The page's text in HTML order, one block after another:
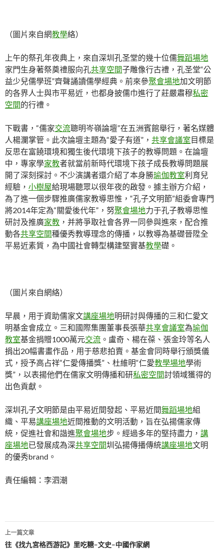
（圖片來自網教學絡）
上午的祭孔年夜典上，來自深圳孔圣堂的幾十位儒舞蹈場地
家門生身著祭奠禮服向孔共享空間子雕像行古禮，孔圣堂“公
益少兒儒學班”齊聲誦讀儒學經典。前來參聚會場地加文明節
的各界人士與市平易近，也都身披儒巾進行了莊嚴肅穆私密
空間的行禮。
下戰書，“儒家交流聰明岑嶺論壇”在五洲賓館舉行，著名媒體
人楊瀾掌管。此次論壇主題為“愛子有道”， 共享會議室目標是
反思在富饒環境和獨生後代環境下孩子的教導問題。在論壇
中，專家學家教者就當前新時代環境下孩子成長教導問題展
開了深刻探討。不少演講者還介紹了本身勝瑜伽教室利育兒
經驗， 小樹屋給現場聽眾以很年夜的啟發。據主辦方介紹，
為了進一個步驟推廣儒家教導思惟，“孔子文明節”組委會專門
將2014年定為“關愛後代年”，努聚會場地力于孔子教導思惟
研討及推廣家教 ，并將爭取社會各界一同參與進來，配合推
動各共享空間種優秀教導理念的傳播，以教導為基礎晉陞全
平易近素質，為中國社會轉型構建堅實基教學礎。
（圖片來自網絡）
早晨，用于資助儒家文講座場地明研討與傳播的三和仁愛文
明基金會成立。三和國際集團董事長張華共享會議室為瑜伽
教室基金捐贈1000萬元交流 。盧奇、楊在葆、張金玲等名人
捐出20幅書畫作品，用于慈悲拍賣。基金會同時舉行頒獎儀
式，授予高占祥“仁愛傳播獎”、杜維明“仁愛教學場地學術
獎”，以表揚他們在儒家文明傳播和研私密空間討領域獲得的
出色貢獻。
深圳孔子文明節是由平易近間發起、平易近間舞蹈場地組
織、平易講座場地近間推動的文明活動，旨在弘揚儒家傳
統，促進社會和諧進聚會場地步。經過多年的堅持盡力， 講
座場地已發展成為深共享空間圳弘揚傳播傳統講座場地文明
的優秀brand。
責任編輯：李泗潮
文
章
上一篇文章
往《找九宮格西游記》里吃糖–文史–中國作家網